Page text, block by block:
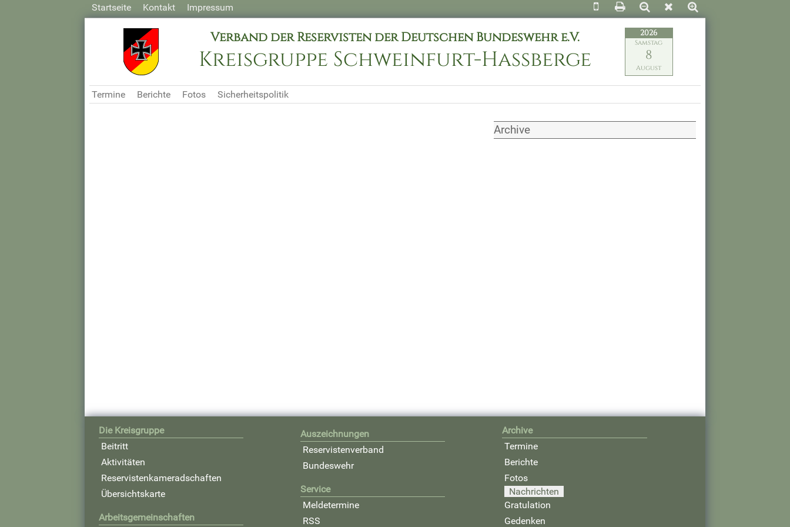
Startseite Kontakt Impressum
Verband der Reservisten der Deutschen Bundeswehr e.V.
Kreisgruppe Schweinfurt-Haßberge
2026
Samstag
8
August
Termine Berichte Fotos Sicherheitspolitik
Archive
Die Kreisgruppe
Beitritt
Aktivitäten
Reservistenkameradschaften
Übersichtskarte
Arbeitsgemeinschaften
Auszeichnungen
Reservistenverband
Bundeswehr
Service
Meldetermine
RSS
Archive
Termine
Berichte
Fotos
Nachrichten
Gratulation
Gedenken